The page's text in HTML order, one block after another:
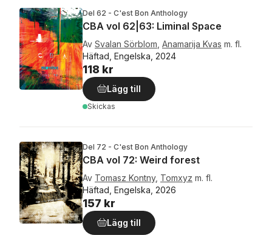
Del 62 - C'est Bon Anthology
CBA vol 62|63: Liminal Space
Av Svalan Sörblom Anamarija Kvas m. fl.
Häftad, Engelska, 2024
118 kr
Lägg till
Skickas
Del 72 - C'est Bon Anthology
CBA vol 72: Weird forest
Av Tomasz Kontny, Tomxyz m. fl.
Häftad, Engelska, 2026
157 kr
Lägg till